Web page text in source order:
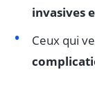
invasives
Ceux qui